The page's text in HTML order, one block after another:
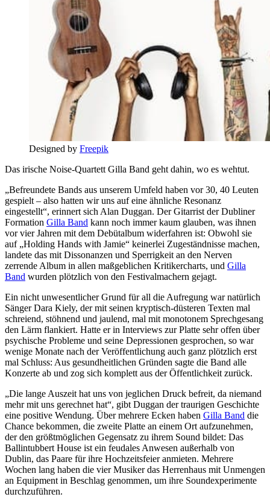
Designed by Freepik
Das irische Noise-Quartett Gilla Band geht dahin, wo es wehtut.
„Befreundete Bands aus unserem Umfeld haben vor 30, 40 Leuten
gespielt – also hatten wir uns auf eine ähnliche Resonanz
eingestellt“, erinnert sich Alan Duggan. Der Gitarrist der Dubliner
Formation Gilla Band kann noch immer kaum glauben, was ihnen
vor vier Jahren mit dem Debütalbum widerfahren ist: Obwohl sie
auf „Holding Hands with Jamie“ keinerlei Zugeständnisse machen,
landete das mit Dissonanzen und Sperrigkeit an den Nerven
zerrende Album in allen maßgeblichen Kritikercharts, und Gilla
Band wurden plötzlich von den Festivalmachern gejagt.
Ein nicht unwesentlicher Grund für all die Aufregung war natürlich
Sänger Dara Kiely, der mit seinen kryptisch-düsteren Texten mal
schreiend, stöhnend und jaulend, mal mit monotonem Sprechgesang
den Lärm flankiert. Hatte er in Interviews zur Platte sehr offen über
psychische Probleme und seine Depressionen gesprochen, so war
wenige Monate nach der Veröffentlichung auch ganz plötzlich erst
mal Schluss: Aus gesundheitlichen Gründen sagte die Band alle
Konzerte ab und zog sich komplett aus der Öffentlichkeit zurück.
„Die lange Auszeit hat uns von jeglichen Druck befreit, da niemand
mehr mit uns gerechnet hat“, gibt Duggan der traurigen Geschichte
eine positive Wendung. Über mehrere Ecken haben Gilla Band die
Chance bekommen, die zweite Platte an einem Ort aufzunehmen,
der den größtmöglichen Gegensatz zu ihrem Sound bildet: Das
Ballintubbert House ist ein feudales Anwesen außerhalb von
Dublin, das Paare für ihre Hochzeitsfeier anmieten. Mehrere
Wochen lang haben die vier Musiker das Herrenhaus mit Unmengen
an Equipment in Beschlag genommen, um ihre Soundexperimente
durchzuführen.